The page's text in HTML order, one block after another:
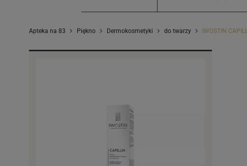
Apteka na 83 Piękno Dermokosmetyki do twarzy IWOSTIN